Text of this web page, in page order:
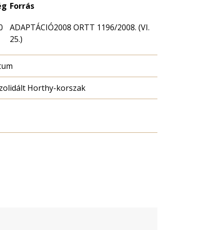
Forrás
ADAPTÁCIÓ2008 ORTT 1196/2008. (VI.
25.)
Horthy-korszak